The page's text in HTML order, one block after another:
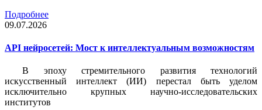
Подробнее
09.07.2026
API нейросетей: Мост к интеллектуальным возможностям
В эпоху стремительного развития технологий
искусственный интеллект (ИИ) перестал быть уделом
исключительно крупных научно-исследовательских
институтов